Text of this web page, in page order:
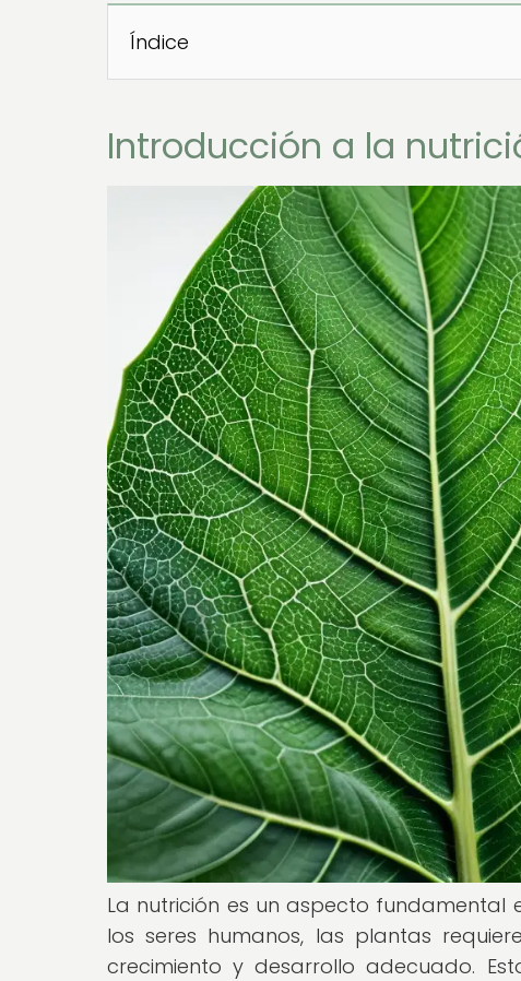
Índice
Introducción a la
La nutrición es un aspecto fundamental
los seres humanos, las plantas
crecimiento y desarrollo adecuado.